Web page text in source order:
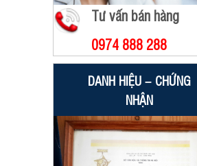
Tư vấn bán hàng
0974 888 288
DANH HIỆU – CHỨNG
NHẬN